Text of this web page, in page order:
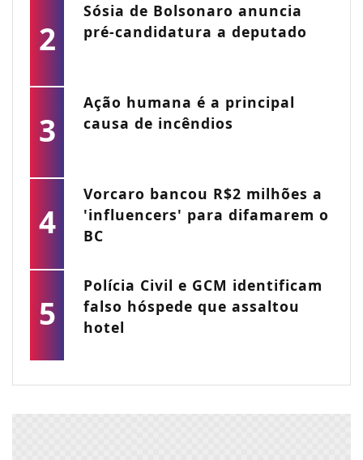
2
Sósia de Bolsonaro anuncia
pré-candidatura a deputado
3
Ação humana é a principal
causa de incêndios
4
Vorcaro bancou R$2 milhões a
'influencers' para difamarem o
BC
5
Polícia Civil e GCM identificam
falso hóspede que assaltou
hotel